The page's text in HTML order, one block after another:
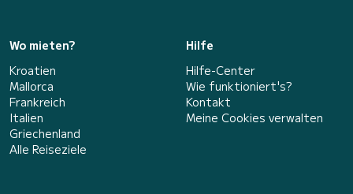
Wo mieten?
Kroatien
Mallorca
Frankreich
Italien
Griechenland
Alle Reiseziele
Hilfe
Hilfe-Center
Wie funktioniert's?
Kontakt
Meine Cookies verwalten